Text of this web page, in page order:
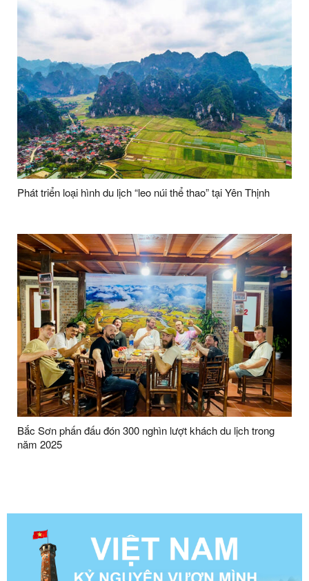
Phát triển loại hình du lịch “leo núi thể thao” tại Yên Thịnh
Bắc Sơn phấn đấu đón 300 nghìn lượt khách du lịch trong
năm 2025